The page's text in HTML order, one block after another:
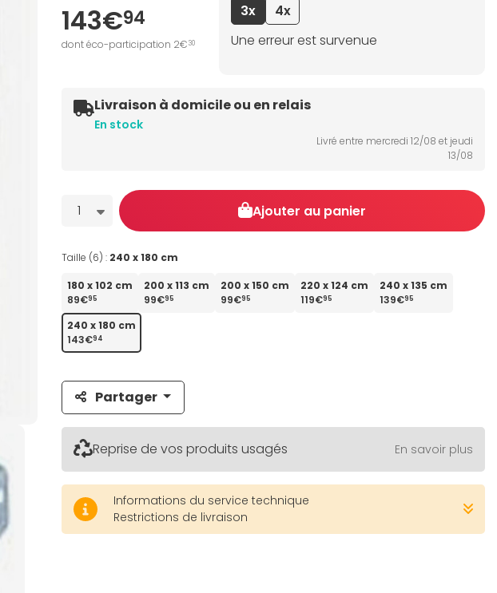
143€94
dont éco-participation 2€30
3x
4x
Une erreur est survenue
Livraison à domicile ou en relais
En stock
Livré entre mercredi 12/08 et jeudi
13/08
Quantité
1 Ajouter au panier
Taille (6) : 240 x 180 cm
180 x 102 cm
89€95
200 x 113 cm
99€95
200 x 150 cm
99€95
220 x 124 cm
119€95
240 x 135 cm
139€95
240 x 180 cm
143€94
Partager
Reprise de vos produits usagés En savoir plus
Informations du service technique
Restrictions de livraison